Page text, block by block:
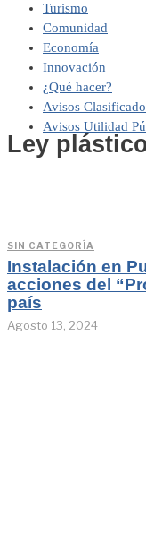
Turismo
Comunidad
Economía
Innovación
¿Qué hacer?
Avisos
Avisos Utilidad
Ley
SIN CATEGORÍA
Instalación en
acciones del
país
Agosto 13, 2024